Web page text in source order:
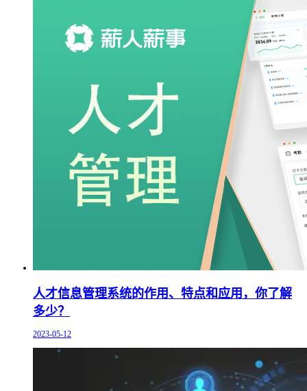
人才信息管理系统的作用、特点和应用，你了解
多少？
2023-05-12